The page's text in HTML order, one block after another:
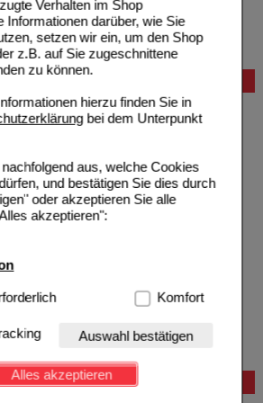
Verhalten im Shop
Informationen darüber, wie Sie
setzen wir ein, um den Shop
z.B. auf Sie zugeschnittene
zu können.
hierzu finden Sie in
bei dem Unterpunkt
aus, welche Cookies
und bestätigen Sie dies durch
oder akzeptieren Sie alle
akzeptieren":
Hierbei handelt es sich um
sind (z.B. Navigation, Warenkorb,
auf diese nicht verzichtet
Komfort
Auswahl bestätigen
Alles akzeptieren
oder bei
Bestellung